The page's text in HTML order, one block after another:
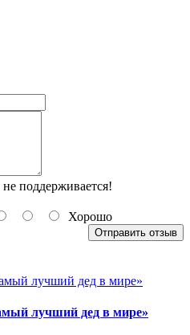
поддерживается!
Хорошо
Отправить отзыв
лучший дед в мире»